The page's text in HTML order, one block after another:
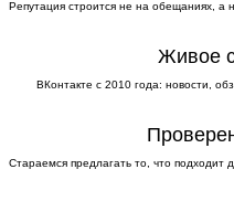
Репутация строится не на обещаниях, а
Живое
ВКонтакте с 2010 года: новости,
Стараемся предлагать то, что подходит